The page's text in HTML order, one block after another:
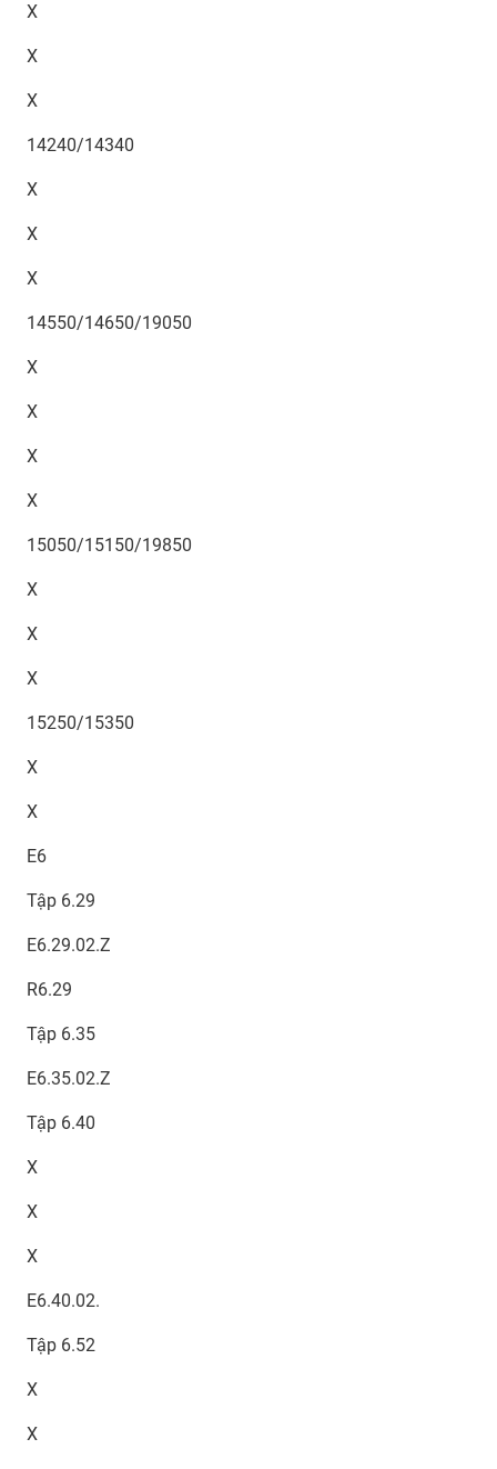
X
X
X
14240/14340
X
X
X
14550/14650/19050
X
X
X
X
15050/15150/19850
X
X
X
15250/15350
X
X
E6
Tập 6.29
E6.29.02.Z
R6.29
Tập 6.35
E6.35.02.Z
Tập 6.40
X
X
X
E6.40.02.
Tập 6.52
X
X